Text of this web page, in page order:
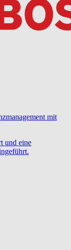
mit
und eine